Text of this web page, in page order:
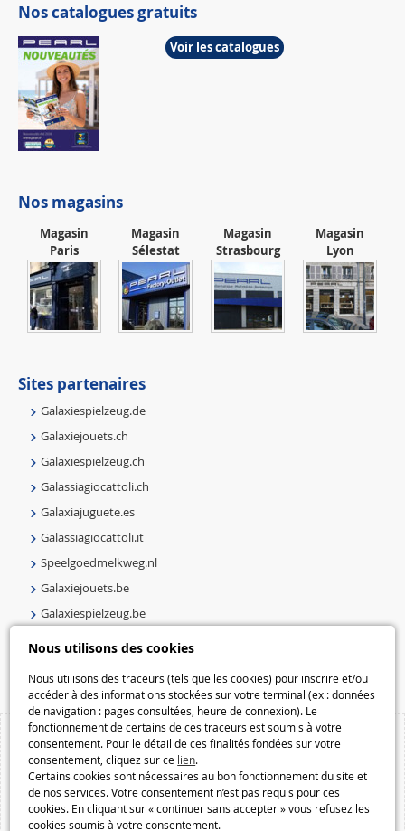
Nous utilisons des cookies
Nous utilisons des traceurs (tels que les cookies) pour inscrire et/ou
accéder à des informations stockées sur votre terminal (ex : données
de navigation : pages consultées, heure de connexion). Le
fonctionnement de certains de ces traceurs est soumis à votre
consentement. Pour le détail de ces finalités fondées sur votre
consentement, cliquez sur ce lien.
Certains cookies sont nécessaires au bon fonctionnement du site et
de nos services. Votre consentement n’est pas requis pour ces
cookies. En cliquant sur « continuer sans accepter » vous refusez les
cookies soumis à votre consentement.
Nos catalogues gratuits
Voir les catalogues
Nos magasins
Magasin
Paris
Magasin
Sélestat
Magasin
Strasbourg
Magasin
Lyon
Sites partenaires
Galaxiespielzeug.de
Galaxiejouets.ch
Galaxiespielzeug.ch
Galassiagiocattoli.ch
Galaxiajuguete.es
Galassiagiocattoli.it
Speelgoedmelkweg.nl
Galaxiejouets.be
Galaxiespielzeug.be